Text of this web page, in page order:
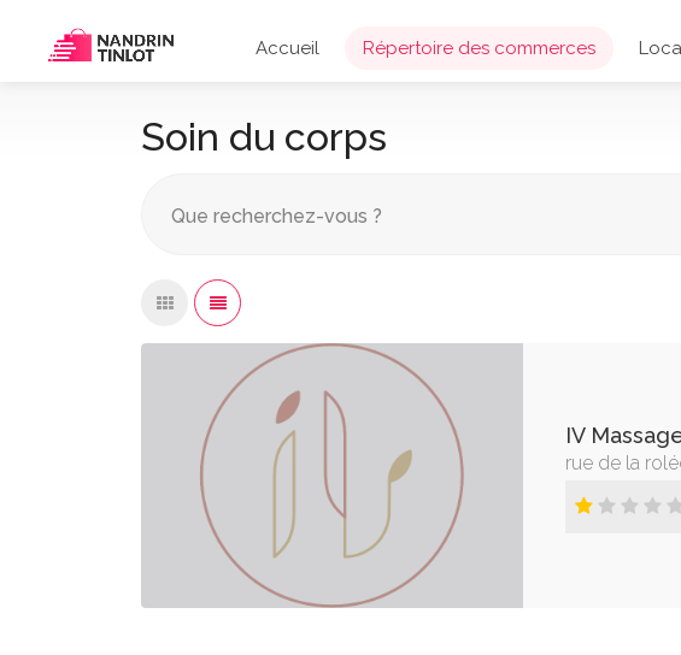
Accueil Répertoire des commerces
Soin du corps
IV
rue de la